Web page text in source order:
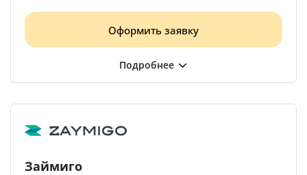
Оформить заявку
Займиго